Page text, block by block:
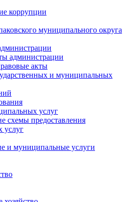
коррупции
муниципального округа
администрации
акты
и муниципальных
услуг
схемы предоставления
услуг
и муниципальные услуги